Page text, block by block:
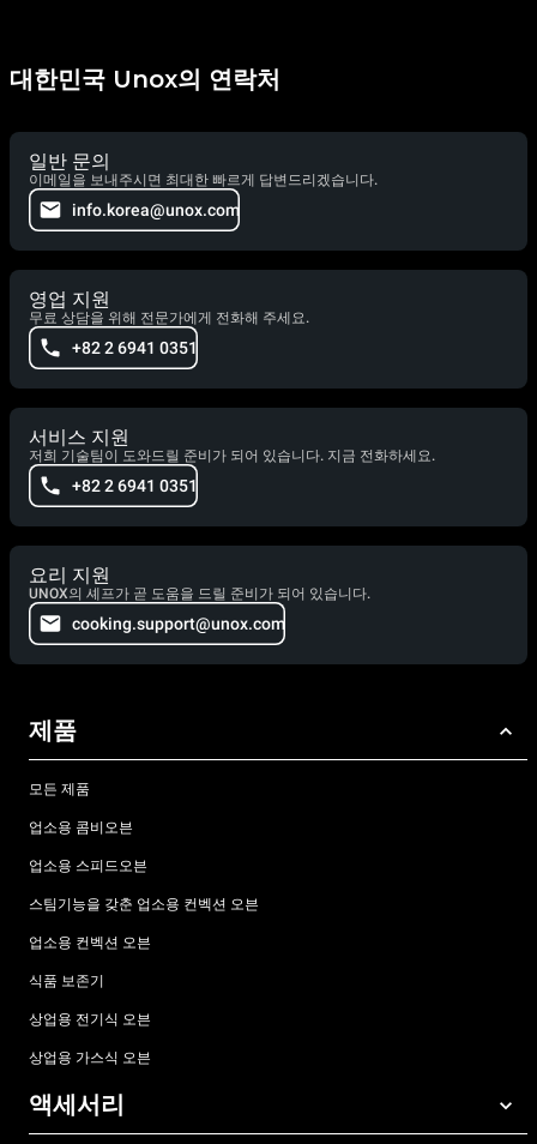
대한민국 Unox의 연락처
일반 문의
이메일을 보내주시면 최대한 빠르게 답변드리겠습니다.
info.korea@unox.com
영업 지원
무료 상담을 위해 전문가에게 전화해 주세요.
+82 2 6941 0351
서비스 지원
저희 기술팀이 도와드릴 준비가 되어 있습니다. 지금 전화하세요.
+82 2 6941 0351
요리 지원
UNOX의 셰프가 곧 도움을 드릴 준비가 되어 있습니다.
cooking.support@unox.com
제품
모든 제품
업소용 콤비오븐
업소용 스피드오븐
스팀기능을 갖춘 업소용 컨벡션 오븐
업소용 컨벡션 오븐
식품 보존기
상업용 전기식 오븐
상업용 가스식 오븐
액세서리